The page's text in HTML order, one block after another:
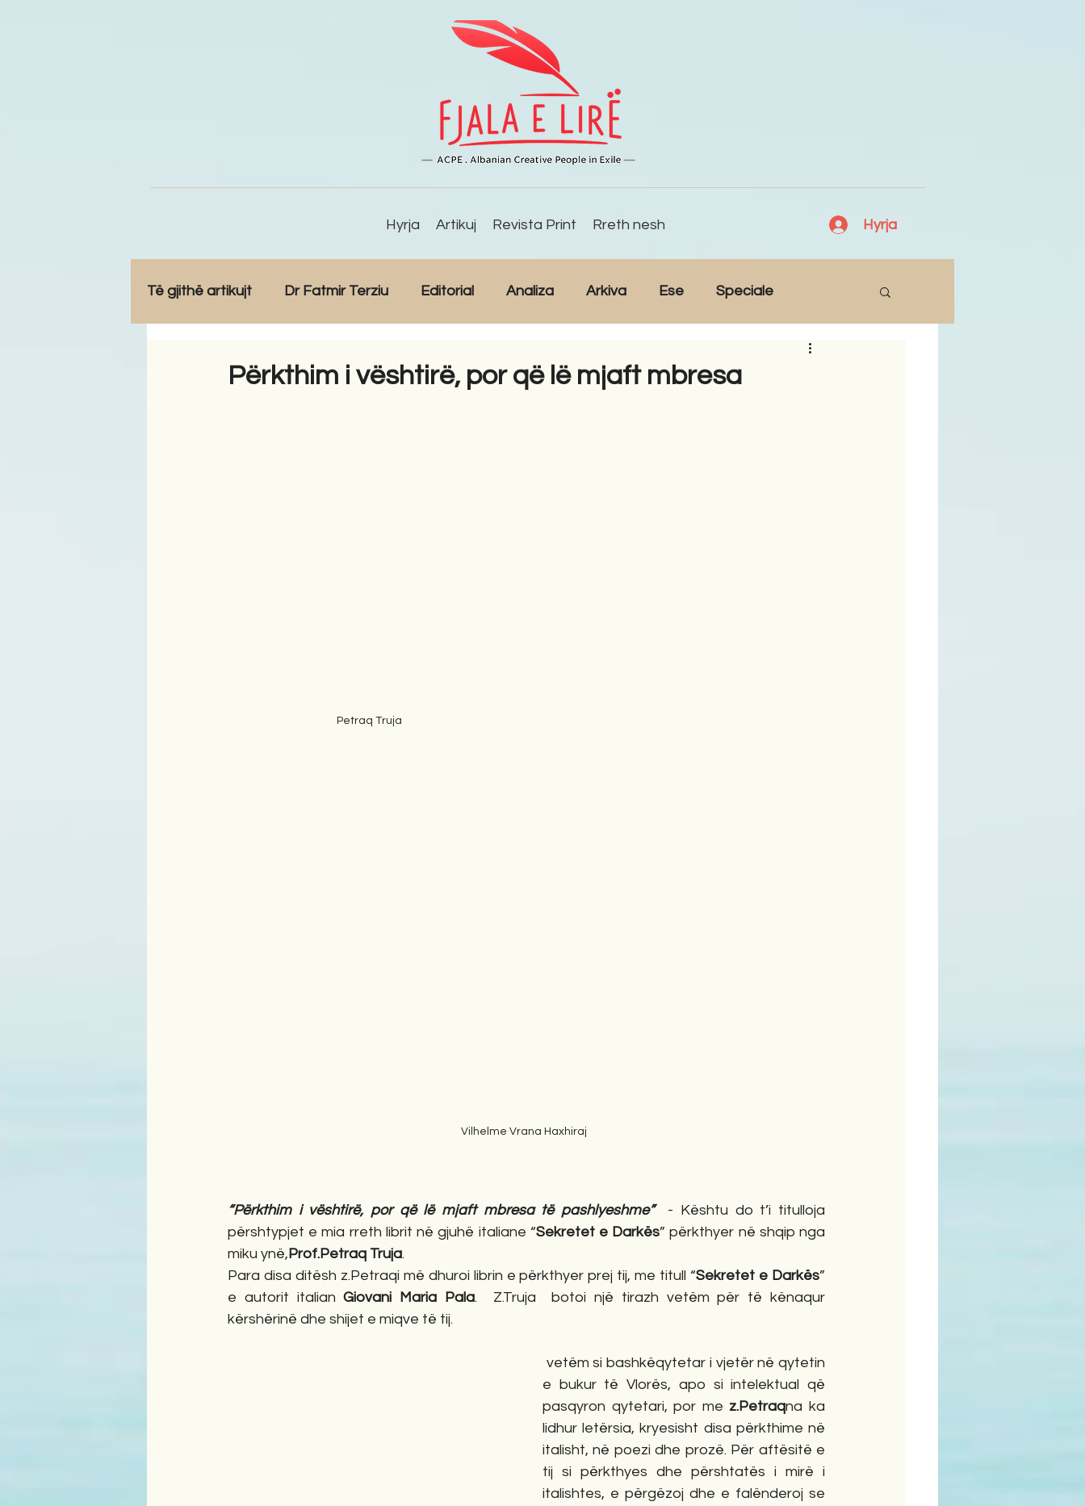
Hyrja Artikuj Revista Print Rreth nesh Hyrja
Të gjithë artikujt Dr Fatmir Terziu Editorial Analiza Arkiva Ese Speciale
Përkthim i vështirë, por që lë mjaft mbresa
Petraq Truja
Vilhelme Vrana Haxhiraj
“Përkthim i vështirë, por që lë mjaft mbresa të pashlyeshme”
  - Kështu do t’i titulloja
përshtypjet e mia rreth librit në gjuhë italiane “Sekretet e Darkës” përkthyer në shqip nga
miku ynë,Prof.Petraq Truja.
Para disa ditësh z.Petraqi më dhuroi librin e përkthyer prej tij, me titull “Sekretet e Darkës”
e autorit italian Giovani Maria Pala.  Z.Truja  botoi një tirazh vetëm për të kënaqur
kërshërinë dhe shijet e miqve të tij.
e bukur të Vlorës, apo si intelektual që
pasqyron qytetari, por me z.Petraqna ka
lidhur letërsia, kryesisht disa përkthime në
italisht, në poezi dhe prozë. Për aftësitë e
tij si përkthyes dhe përshtatës i mirë i
italishtes, e përgëzoj dhe e falënderoj se